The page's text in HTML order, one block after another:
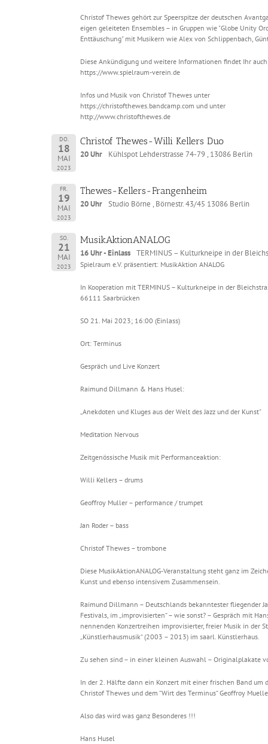
Christof Thewes gehört zur Speerspitze der deutschen
eigen geleiteten Ensembles – in Gruppen wie "Globe Unity
Enttäuschung" mit Musikern wie Alex von Schlippenbach,
Diese Ankündigung und weitere Informationen findet Ihr
https://www.spielraum-verein.de
Infos und Musik von Christof Thewes unter
https://christofthewes.bandcamp.com und unter
http://www.christofthewes.de
DO.
18
MAI
2023
Christof Thewes-Willi Kellers Duo
20 Uhr Kühlspot Lehderstrasse 74-79 , 13086 Berlin
FR.
19
MAI
2023
Thewes-Kellers-Frangenheim
20 Uhr Studio Börne , Börnestr. 43/45 13086 Berlin
SO.
21
MAI
2023
MusikAktionANALOG
16 Uhr - Einlass TERMINUS – Kulturkneipe in der
Spielraum e.V. präsentiert: MusikAktion ANALOG
In Kooperation mit TERMINUS – Kulturkneipe in der
66111 Saarbrücken
SO 21. Mai 2023; 16:00 (Einlass)
Ort: Terminus
Gespräch und Live Konzert
Raimund Dillmann & Hans Husel:
„Anekdoten und Kluges aus der Welt des Jazz und der Kunst"
Meditation Nervous
Zeitgenössische Musik mit Performanceaktion:
Willi Kellers – drums
Geoffroy Muller – performance / trumpet
Jan Roder – bass
Christof Thewes – trombone
Diese MusikAktionANALOG-Veranstaltung steht ganz im
Kunst und ebenso intensivem Zusammensein.
Raimund Dillmann – Deutschlands bekanntester fliegender
Festivals, im „improvisierten“ – wie sonst? – Gespräch mit
nennenden Konzertreihen improvisierter, freier Musik in der
„Künstlerhausmusik“ (2003 – 2013) im saarl. Künstlerhaus.
Zu sehen sind – in einer kleinen Auswahl – Originalplakate
In der 2. Hälfte dann ein Konzert mit einer frischen Band um
Christof Thewes und dem “Wirt des Terminus“ Geoffroy
Also das wird was ganz Besonderes !!!
Hans Husel